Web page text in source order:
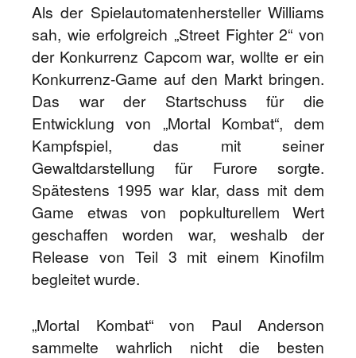
Als der Spielautomatenhersteller Williams
sah, wie erfolgreich „Street Fighter 2“ von
der Konkurrenz Capcom war, wollte er ein
Konkurrenz-Game auf den Markt bringen.
Das war der Startschuss für die
Entwicklung von „Mortal Kombat“, dem
Kampfspiel, das mit seiner
Gewaltdarstellung für Furore sorgte.
Spätestens 1995 war klar, dass mit dem
Game etwas von popkulturellem Wert
geschaffen worden war, weshalb der
Release von Teil 3 mit einem Kinofilm
begleitet wurde.
„Mortal Kombat“ von Paul Anderson
sammelte wahrlich nicht die besten